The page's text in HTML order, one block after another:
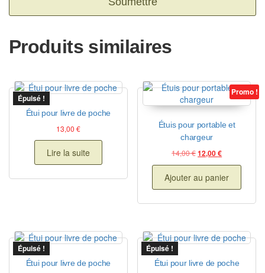
Produits similaires
Épuisé !
Étui pour livre de poche
13,00 €
Lire la suite
Promo !
Étuis pour portable et
chargeur
14,00€Le prix initial était :
12,00€Le prix
Ajouter au panier
Épuisé !
Étui pour livre de poche
Épuisé !
Étui pour livre de poche